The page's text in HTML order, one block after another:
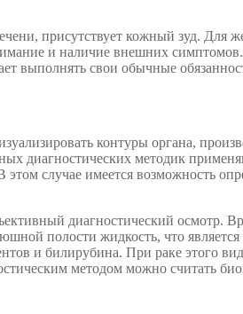
присутствует кожный зуд. Для
и наличие внешних
выполнять свои обычные
контуры органа,
диагностических методик
случае имеется возможность
диагностический осмотр.
полости жидкость, что
и билирубина. При раке этого
методом можно считать